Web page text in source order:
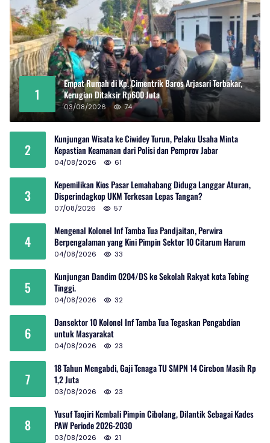
1
Empat Rumah di Kp. Cimentrik Baros Arjasari Terbakar,
Kerugian Ditaksir Rp600 Juta
03/08/2026 74
2
Kunjungan Wisata ke Ciwidey Turun, Pelaku Usaha Minta
Kepastian Keamanan dari Polisi dan Pemprov Jabar
04/08/2026 61
3
Kepemilikan Kios Pasar Lemahabang Diduga Langgar Aturan,
Disperindagkop UKM Terkesan Lepas Tangan?
07/08/2026 57
4
Mengenal Kolonel Inf Tamba Tua Pandjaitan, Perwira
Berpengalaman yang Kini Pimpin Sektor 10 Citarum Harum
04/08/2026 33
5
Kunjungan Dandim 0204/DS ke Sekolah Rakyat kota Tebing
Tinggi.
04/08/2026 32
6
Dansektor 10 Kolonel Inf Tamba Tua Tegaskan Pengabdian
untuk Masyarakat
04/08/2026 23
7
18 Tahun Mengabdi, Gaji Tenaga TU SMPN 14 Cirebon Masih Rp
1,2 Juta
03/08/2026 23
8
Yusuf Taojiri Kembali Pimpin Cibolang, Dilantik Sebagai Kades
PAW Periode 2026-2030
03/08/2026 21